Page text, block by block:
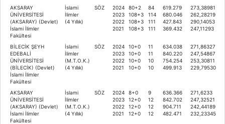
AKSARAY
ÜNİVERSİTESİ
(AKSARAY) (Devlet)
İslami İlimler
Fakültesi
İslami
İlimler
(4 Yıllık)
SÖZ
2024
2023
2022
2021
80+2
108+3
108+3
108+3
84
114
111
111
619.279
680.046
427.843
369.432
273,38981
262,28219
290,14053
247,11293
BİLECİK ŞEYH
EDEBALİ
ÜNİVERSİTESİ
(BİLECİK) (Devlet)
İslami İlimler
Fakültesi
İslami
İlimler
(M.T.O.K.)
(4 Yıllık)
SÖZ
2024
2023
2022
2021
10+0
10+0
10+0
10+0
11
11
10
10
634.038
840.220
754.254
499.913
271,86327
247,54867
253,30811
229,79530
AKSARAY
ÜNİVERSİTESİ
(AKSARAY) (Devlet)
İslami İlimler
Fakültesi
İslami
İlimler
(M.T.O.K.)
(4 Yıllık)
SÖZ
2024
2023
2022
2021
8+0
12+0
12+0
12+0
9
12
12
12
636.366
842.702
904.711
482.471
271,6233
247,32521
242,44189
232,23345